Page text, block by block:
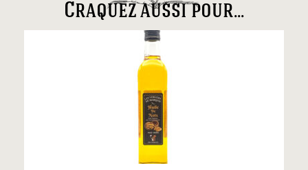
Craquez aussi pour...